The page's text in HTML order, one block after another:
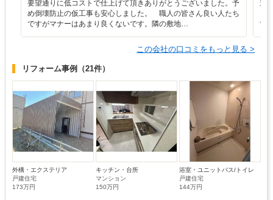
要望通りに低コストで仕上げて頂きありがとうございました。予
め倒壊防止の仮工事も安心しました。 職人の皆さん良い人たち
ですがマナーはあまり良くないです。隣の敷地…
遠
て
この会社の口コミをもっと見る >
リフォーム事例 （21件）
外構・エクステリア
戸建住宅
173万円
キッチン・台所
マンション
150万円
浴室・ユニットバス/トイレ
戸建住宅
144万円